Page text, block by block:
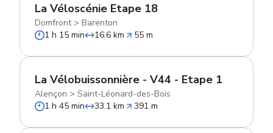
La Véloscénie Etape 18
Domfront> Barenton
1 h 15 min
16.6 km 55 m
La Vélobuissonnière - V44 - Etape 1
Alençon > Saint-Léonard-des-Bois
1 h 45 min
33.1 km 391 m